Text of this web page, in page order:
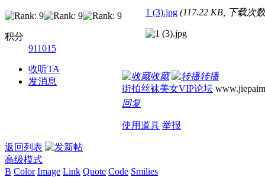
积分
911015
收听TA
发消息
1 (3).jpg (117.22 KB, 下载次
收藏
转播
街拍丝袜美女VIP论坛
回复
使用道具 举报
返回列表
高级模式
B Color Image Link Quote Code Smilies